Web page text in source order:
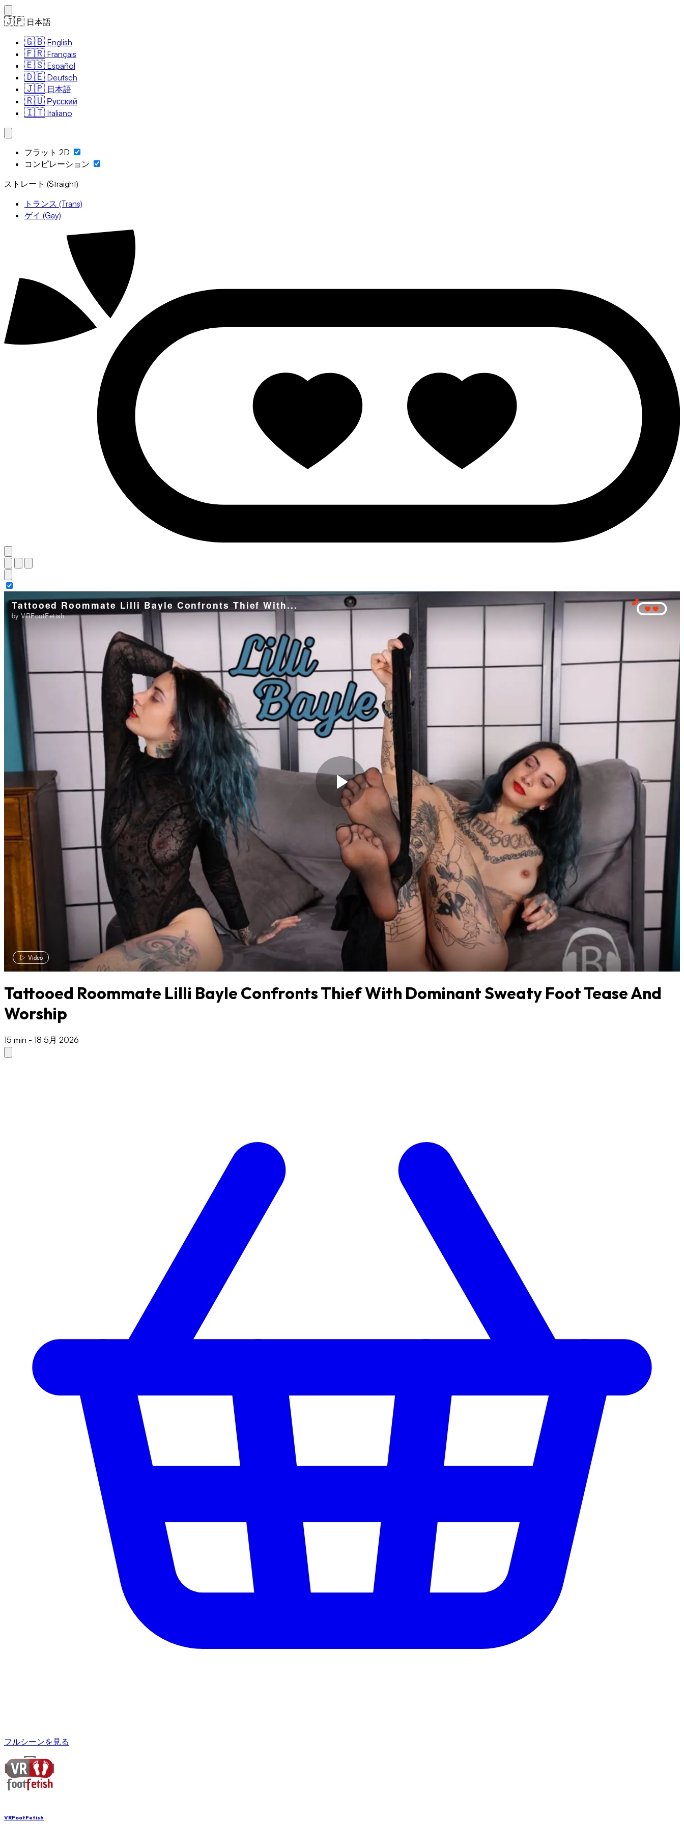
🇯🇵 日本語
🇬🇧 English
🇫🇷 Français
🇪🇸 Español
🇩🇪 Deutsch
🇯🇵 日本語
🇷🇺 Русский
🇮🇹 Italiano
フラット 2D
コンピレーション
ストレート (Straight)
トランス (Trans)
ゲイ (Gay)
Tattooed Roommate Lilli Bayle Confronts Thief With...
by VRFootFetish
Video
Tattooed Roommate Lilli Bayle Confronts Thief With Dominant Sweaty Foot Tease And
Worship
15 min - 18 5月 2026
フルシーンを見る
VRFootFetish